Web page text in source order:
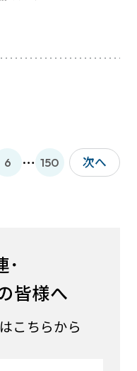
6 … 150 次へ
･
皆様へ
こちらから